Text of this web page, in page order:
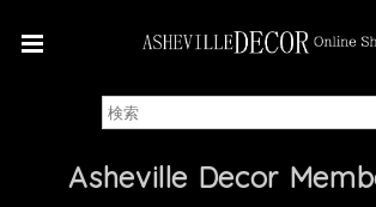
Asheville Decor